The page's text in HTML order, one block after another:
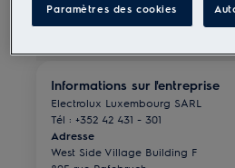
Informations sur l'entreprise
Electrolux Luxembourg SARL
Tél : +352 42 431 - 301
Adresse
West Side Village Building F
Paramètres des cookies